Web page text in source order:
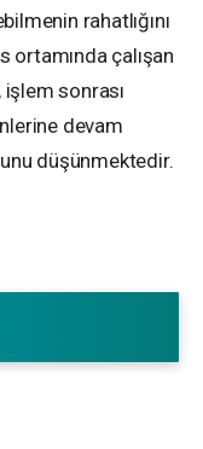
rahatlığını
ortamında çalışan
sonrası
devam
düşünmektedir.